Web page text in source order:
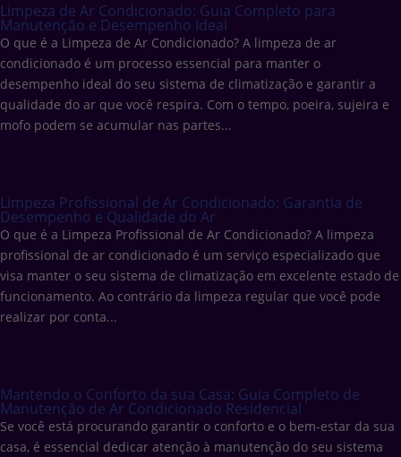
Limpeza de Ar Condicionado: Guia Completo para
Manutenção e Desempenho Ideal
O que é a Limpeza de Ar Condicionado? A limpeza de ar
condicionado é um processo essencial para manter o
desempenho ideal do seu sistema de climatização e garantir a
qualidade do ar que você respira. Com o tempo, poeira, sujeira e
mofo podem se acumular nas partes...
Limpeza Profissional de Ar Condicionado: Garantia de
Desempenho e Qualidade do Ar
O que é a Limpeza Profissional de Ar Condicionado? A limpeza
profissional de ar condicionado é um serviço especializado que
visa manter o seu sistema de climatização em excelente estado de
funcionamento. Ao contrário da limpeza regular que você pode
realizar por conta...
Mantendo o Conforto da sua Casa: Guia Completo de
Manutenção de Ar Condicionado Residencial
Se você está procurando garantir o conforto e o bem-estar da sua
casa, é essencial dedicar atenção à manutenção do seu sistema